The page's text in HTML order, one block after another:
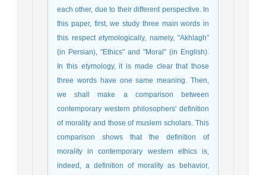
each other, due to their different perspective. In
this paper, first, we study three main words in
this respect etymologically, namely, "Akhlagh"
(in Persian), "Ethics" and "Moral" (in English).
In this etymology, it is made clear that those
three words have one same meaning. Then,
we shall make a comparison between
contemporary western philosophers' definition
of morality and those of muslem scholars. This
comparison shows that the definition of
morality in contemporary western ethics is,
indeed, a definition of morality as behavior,